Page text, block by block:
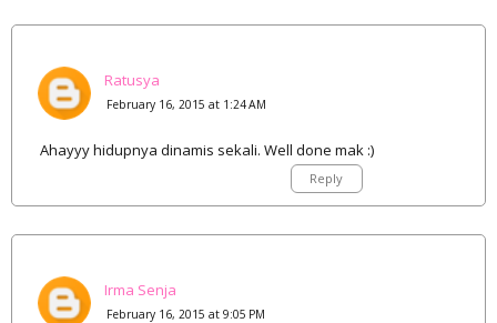
Ratusya
February 16, 2015 at 1:24 AM
Ahayyy hidupnya dinamis sekali. Well done mak :)
Reply
Irma Senja
February 16, 2015 at 9:05 PM